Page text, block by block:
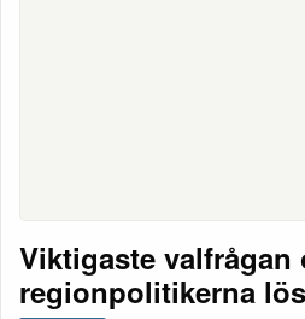
Viktigaste valfrågan
regionpolitikerna